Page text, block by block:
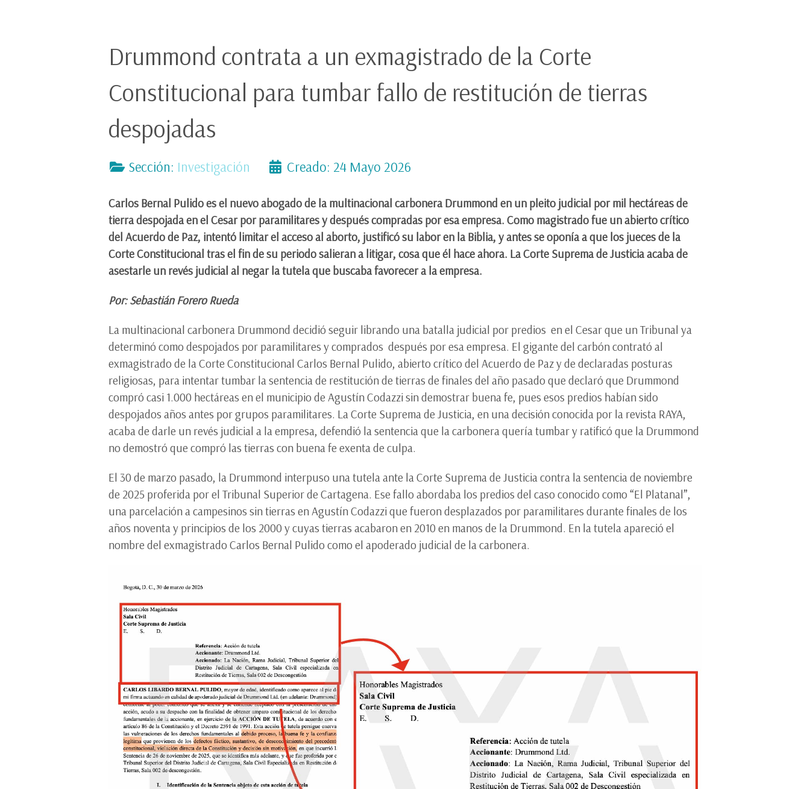
Drummond contrata a un exmagistrado de la Corte
Constitucional para tumbar fallo de restitución de tierras
despojadas
Sección: Investigación Creado: 24 Mayo 2026
Carlos Bernal Pulido es el nuevo abogado de la multinacional carbonera Drummond en un pleito judicial por mil hectáreas de
tierra despojada en el Cesar por paramilitares y después compradas por esa empresa. Como magistrado fue un abierto crítico
del Acuerdo de Paz, intentó limitar el acceso al aborto, justificó su labor en la Biblia, y antes se oponía a que los jueces de la
Corte Constitucional tras el fin de su periodo salieran a litigar, cosa que él hace ahora. La Corte Suprema de Justicia acaba de
asestarle un revés judicial al negar la tutela que buscaba favorecer a la empresa.
Por: Sebastián Forero Rueda
La multinacional carbonera Drummond decidió seguir librando una batalla judicial por predios en el Cesar que un Tribunal ya
determinó como despojados por paramilitares y comprados después por esa empresa. El gigante del carbón contrató al
exmagistrado de la Corte Constitucional Carlos Bernal Pulido, abierto crítico del Acuerdo de Paz y de declaradas posturas
religiosas, para intentar tumbar la sentencia de restitución de tierras de finales del año pasado que declaró que Drummond
compró casi 1.000 hectáreas en el municipio de Agustín Codazzi sin demostrar buena fe, pues esos predios habían sido
despojados años antes por grupos paramilitares. La Corte Suprema de Justicia, en una decisión conocida por la revista RAYA,
acaba de darle un revés judicial a la empresa, defendió la sentencia que la carbonera quería tumbar y ratificó que la Drummond
no demostró que compró las tierras con buena fe exenta de culpa.
El 30 de marzo pasado, la Drummond interpuso una tutela ante la Corte Suprema de Justicia contra la sentencia de noviembre
de 2025 proferida por el Tribunal Superior de Cartagena. Ese fallo abordaba los predios del caso conocido como “El Platanal”,
una parcelación a campesinos sin tierras en Agustín Codazzi que fueron desplazados por paramilitares durante finales de los
años noventa y principios de los 2000 y cuyas tierras acabaron en 2010 en manos de la Drummond. En la tutela apareció el
nombre del exmagistrado Carlos Bernal Pulido como el apoderado judicial de la carbonera.